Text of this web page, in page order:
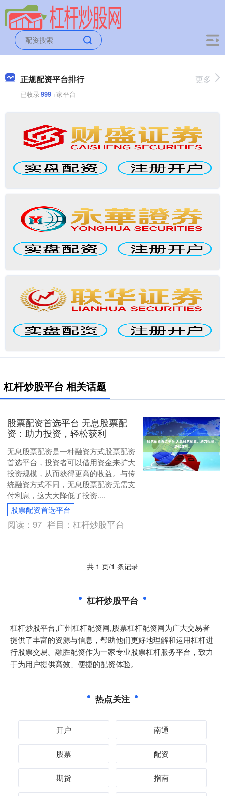
正规配资平台排行
已收录999+家平台
更多
杠杆炒股平台 相关话题
股票配资首选平台 无息股票配
资：助力投资，轻松获利
无息股票配资是一种融资方式股票配资
首选平台，投资者可以借用资金来扩大
投资规模，从而获得更高的收益。与传
统融资方式不同，无息股票配资无需支
付利息，这大大降低了投资....
股票配资首选平台
阅读：97 栏目：杠杆炒股平台
共 1 页/1 条记录
杠杆炒股平台
杠杆炒股平台,广州杠杆配资网,股票杠杆配资网为广大交易者
提供了丰富的资源与信息，帮助他们更好地理解和运用杠杆进
行股票交易。融胜配资作为一家专业股票杠杆服务平台，致力
于为用户提供高效、便捷的配资体验。
热点关注
开户 南通
股票 配资
期货 指南